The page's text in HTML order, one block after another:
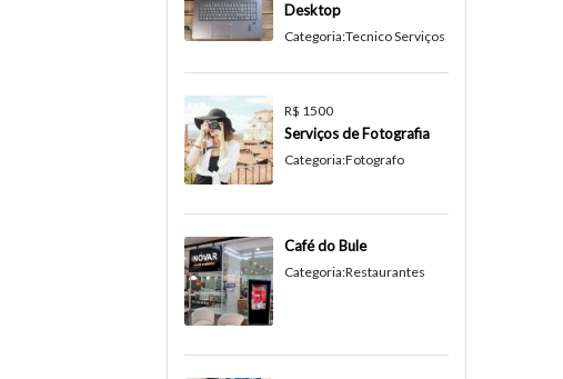
Desktop
Categoria:Tecnico Serviços
R$ 1500
Serviços de Fotografia
Categoria:Fotografo
Café do Bule
Categoria:Restaurantes